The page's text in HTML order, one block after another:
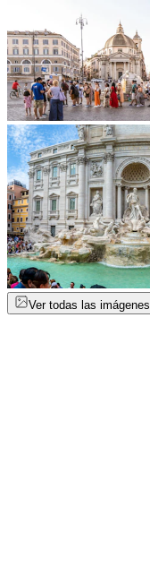
Ver todas las imágenes